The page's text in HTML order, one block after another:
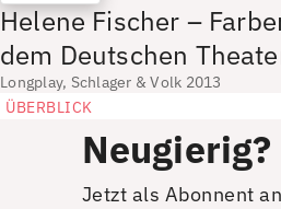
Helene Fischer –
dem Deutschen
Longplay, Schlager & Volk 2013
ÜBERBLICK
Neugierig?
Jetzt als Abonnent